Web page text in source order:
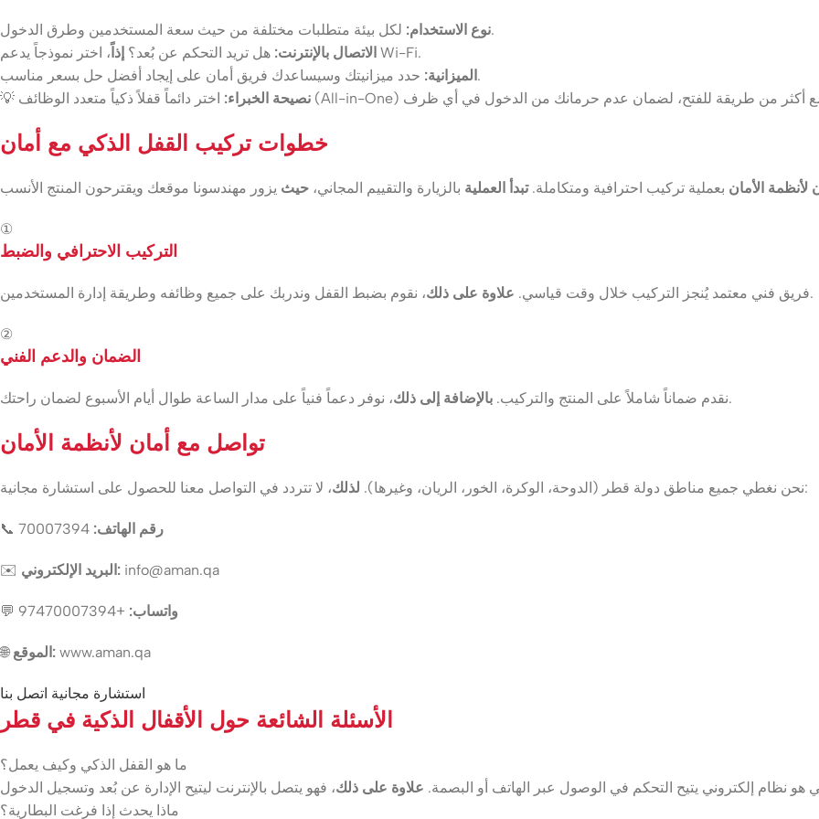
نوع الاستخدام:لكل بيئة متطلبات مختلفة من حيث سعة المستخدمين وطرق الدخول.
الاتصال بالإنترنت: هل تريد التحكم عن بُعد؟ إذاً
، اختر نموذجاً يدعم Wi-Fi.
الميزانية:حدد ميزانيتك وسيساعدك فريق أمان على إيجاد أفضل حل بسعر مناسب.
💡
نصيحة الخبراء:
خطوات تركيب القفل الذكي مع أمان
لأنظمة الأمان بعملية تركيب احترافية ومتكاملة.تبدأ العملية بالزيارة والتقييم المجاني، حيث
①
التركيب الاحترافي والضبط
فريق فني معتمد يُنجز التركيب خلال وقت قياسي. علاوة على ذلك ، نقوم بضبط القفل وندربك على جميع وظائفه وطريقة إدارة المستخدمين.
②
الضمان والدعم الفني
نقدم ضماناً شاملاً على المنتج والتركيب. بالإضافة إلى ذلك ، نوفر دعماً فنياً على مدار الساعة طوال أيام الأسبوع لضمان راحتك.
تواصل مع أمان لأنظمة الأمان
نحن نغطي جميع مناطق دولة قطر (الدوحة، الوكرة، الخور، الريان، وغيرها). لذلك ، لا تتردد في التواصل معنا للحصول على استشارة مجانية:
📞 رقم الهاتف:
✉️ البريد الإلكتروني: info@aman.qa
💬 واتساب: +97470007394
🌐 الموقع: www.aman.qa
استشارة مجانية اتصل بنا
الأسئلة الشائعة حول الأقفال الذكية في قطر
ما هو القفل الذكي وكيف يعمل؟
هو نظام إلكتروني يتيح التحكم في الوصول عبر الهاتف أو البصمة. علاوة على ذلك
ماذا يحدث إذا فرغت البطارية؟